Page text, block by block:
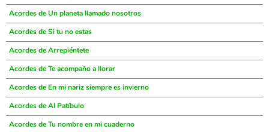
Acordes de Un planeta llamado nosotros
Acordes de Si tu no estas
Acordes de Arrepiéntete
Acordes de Te acompaño a llorar
Acordes de En mi nariz siempre es invierno
Acordes de Al Patíbulo
Acordes de Tu nombre en mi cuaderno